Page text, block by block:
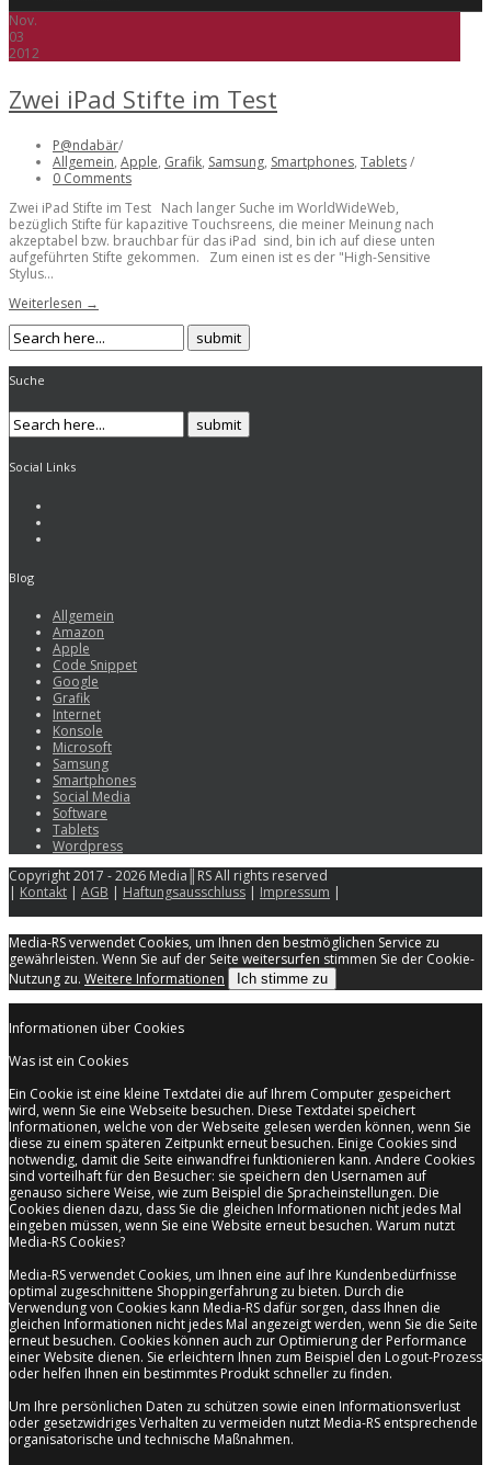
Nov.
03
2012
Zwei iPad Stifte im Test
P@ndabär/
Allgemein, Apple, Grafik, Samsung, Smartphones, Tablets/
0 Comments
Zwei iPad Stifte im Test Nach langer Suche im WorldWideWeb,
bezüglich Stifte für kapazitive Touchsreens, die meiner Meinung nach
akzeptabel bzw. brauchbar für das iPad sind, bin ich auf diese unten
aufgeführten Stifte gekommen. Zum einen ist es der "High-Sensitive
Stylus...
Weiterlesen →
Suche
Social Links
Blog
Allgemein
Amazon
Apple
Code Snippet
Google
Grafik
Internet
Konsole
Microsoft
Samsung
Smartphones
Social Media
Software
Tablets
Wordpress
Copyright 2017 - 2026 Media║RS All rights reserved
| Kontakt | AGB | Haftungsausschluss | Impressum |
Media-RS verwendet Cookies, um Ihnen den bestmöglichen Service zu
gewährleisten. Wenn Sie auf der Seite weitersurfen stimmen Sie der Cookie-
Nutzung zu. Weitere Informationen Ich stimme zu
Informationen über Cookies
Was ist ein Cookies
Ein Cookie ist eine kleine Textdatei die auf Ihrem Computer gespeichert
wird, wenn Sie eine Webseite besuchen. Diese Textdatei speichert
Informationen, welche von der Webseite gelesen werden können, wenn Sie
diese zu einem späteren Zeitpunkt erneut besuchen. Einige Cookies sind
notwendig, damit die Seite einwandfrei funktionieren kann. Andere Cookies
sind vorteilhaft für den Besucher: sie speichern den Usernamen auf
genauso sichere Weise, wie zum Beispiel die Spracheinstellungen. Die
Cookies dienen dazu, dass Sie die gleichen Informationen nicht jedes Mal
eingeben müssen, wenn Sie eine Website erneut besuchen. Warum nutzt
Media-RS Cookies?
Media-RS verwendet Cookies, um Ihnen eine auf Ihre Kundenbedürfnisse
optimal zugeschnittene Shoppingerfahrung zu bieten. Durch die
Verwendung von Cookies kann Media-RS dafür sorgen, dass Ihnen die
gleichen Informationen nicht jedes Mal angezeigt werden, wenn Sie die Seite
erneut besuchen. Cookies können auch zur Optimierung der Performance
einer Website dienen. Sie erleichtern Ihnen zum Beispiel den Logout-Prozess
oder helfen Ihnen ein bestimmtes Produkt schneller zu finden.
Um Ihre persönlichen Daten zu schützen sowie einen Informationsverlust
oder gesetzwidriges Verhalten zu vermeiden nutzt Media-RS entsprechende
organisatorische und technische Maßnahmen.